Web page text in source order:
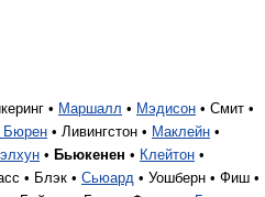
• Маршалл • Мэдисон • Смит •
Бюрен • Ливингстон • Маклейн •
• Бьюкенен • Клейтон •
• Блэк • Сьюард • Уошберн • Фиш •